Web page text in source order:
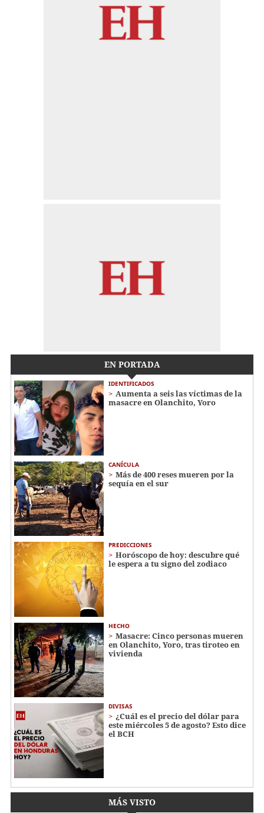
EN PORTADA
IDENTIFICADOS
Aumenta a seis las víctimas de la
masacre en Olanchito, Yoro
CANÍCULA
Más de 400 reses mueren por la
sequía en el sur
PREDICCIONES
Horóscopo de hoy: descubre qué
le espera a tu signo del zodiaco
HECHO
Masacre: Cinco personas mueren
en Olanchito, Yoro, tras tiroteo en
vivienda
DIVISAS
¿Cuál es el precio del dólar para
este miércoles 5 de agosto? Esto dice
el BCH
MÁS VISTO